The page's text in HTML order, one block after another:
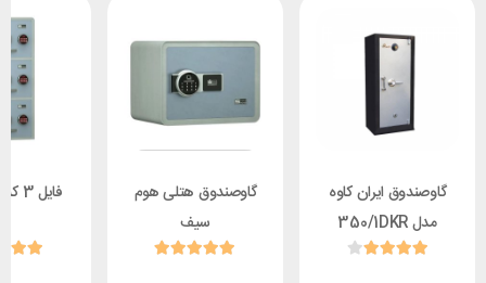
گاوصندوق ایران کاوه
مدل 350/1DKR
گاوصندوق هتلی هوم
سیف
فایل 3 کشوی سدید